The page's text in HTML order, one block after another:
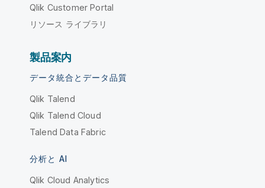
Qlik Customer Portal
リソース ライブラリ
製品案内
データ統合とデータ品質
Qlik Talend
Qlik Talend Cloud
Talend Data Fabric
分析と AI
Qlik Cloud Analytics